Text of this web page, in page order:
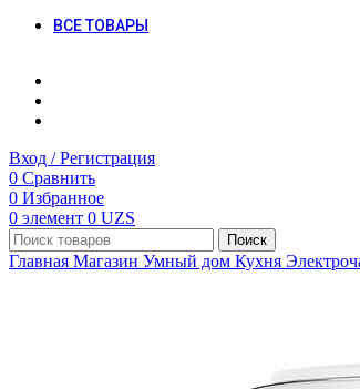
ВСЕ ТОВАРЫ
Вход / Регистрация
0 Сравнить
0 Избранное
0 элемент 0 UZS
Поиск
Главная Магазин Умный дом Кухня